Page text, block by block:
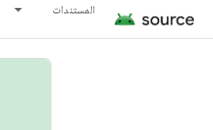
المستندات